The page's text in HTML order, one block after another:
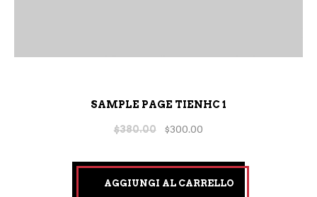
SAMPLE PAGE TIENHC 1
$380.00 $300.00
AGGIUNGI AL CARRELLO